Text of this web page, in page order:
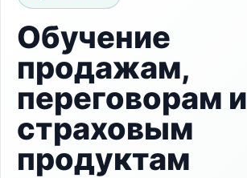
Обучение
продажам,
переговорам и
страховым
продуктам